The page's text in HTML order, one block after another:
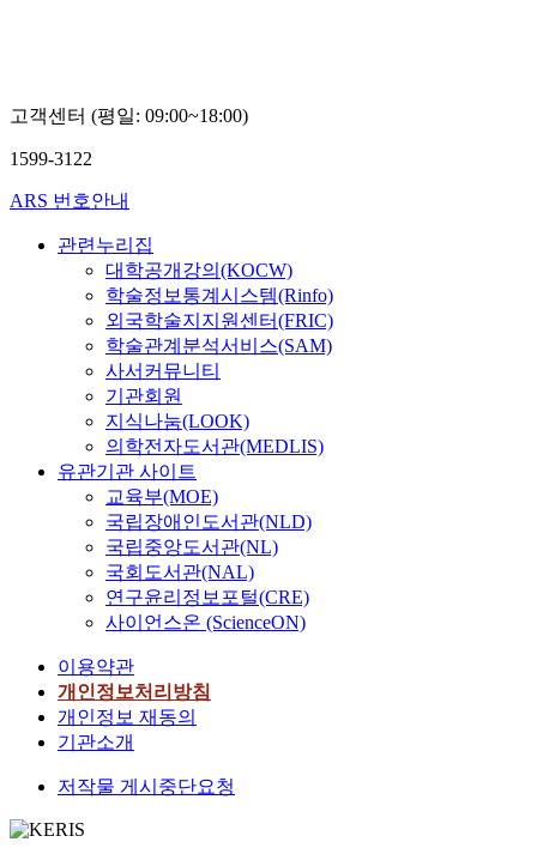
고객센터 (평일: 09:00~18:00)
1599-3122
ARS 번호안내
관련누리집
대학공개강의(KOCW)
학술정보통계시스템(Rinfo)
외국학술지지원센터(FRIC)
학술관계분석서비스(SAM)
사서커뮤니티
기관회원
지식나눔(LOOK)
의학전자도서관(MEDLIS)
유관기관 사이트
교육부(MOE)
국립장애인도서관(NLD)
국립중앙도서관(NL)
국회도서관(NAL)
연구윤리정보포털(CRE)
사이언스온 (ScienceON)
이용약관
개인정보처리방침
개인정보 재동의
기관소개
저작물 게시중단요청